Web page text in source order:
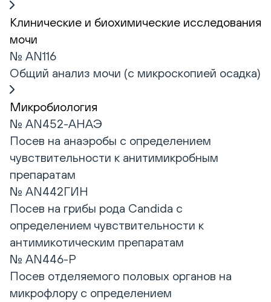
Клинические и биохимические исследования
мочи
№ AN116
Общий анализ мочи (с микроскопией осадка)
Микробиология
№ AN452-АНАЭ
Посев на анаэробы с определением
чувствительности к анитимикробным
препаратам
№ AN442ГИН
Посев на грибы рода Candida с
определением чувствительности к
антимикотическим препаратам
№ AN446-Р
Посев отделяемого половых органов на
микрофлору с определением